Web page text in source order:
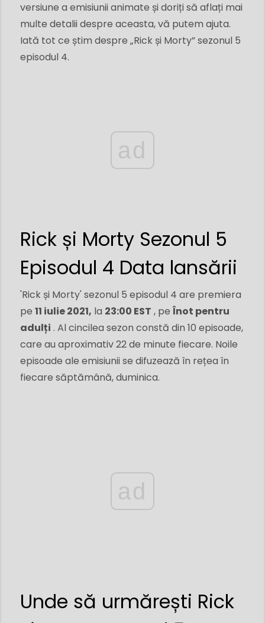
versiune a emisiunii animate și doriți să aflați mai
multe detalii despre aceasta, vă putem ajuta.
Iată tot ce știm despre „Rick și Morty” sezonul 5
episodul 4.
ad
Rick și Morty Sezonul 5
Episodul 4 Data lansării
'Rick și Morty' sezonul 5 episodul 4 are premiera
pe 11 iulie 2021, la 23:00 EST , pe Înot pentru
adulți . Al cincilea sezon constă din 10 episoade,
care au aproximativ 22 de minute fiecare. Noile
episoade ale emisiunii se difuzează în rețea în
fiecare săptămână, duminica.
ad
Unde să urmărești Rick